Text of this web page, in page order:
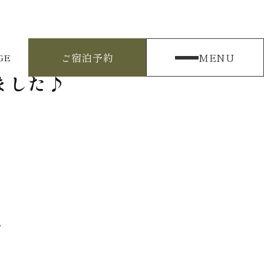
ご宿泊予約 MENU
した♪